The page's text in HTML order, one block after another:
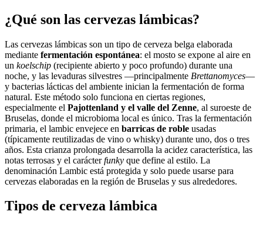
¿Qué son las cervezas lámbicas?
Las cervezas lámbicas son un tipo de cerveza belga elaborada
mediante fermentación espontánea: el mosto se expone al aire en
un koelschip (recipiente abierto y poco profundo) durante una
noche, y las levaduras silvestres —principalmente Brettanomyces—
y bacterias lácticas del ambiente inician la fermentación de forma
natural. Este método solo funciona en ciertas regiones,
especialmente el Pajottenland y el valle del Zenne, al suroeste de
Bruselas, donde el microbioma local es único. Tras la fermentación
primaria, el lambic envejece en barricas de roble usadas
(típicamente reutilizadas de vino o whisky) durante uno, dos o tres
años. Esta crianza prolongada desarrolla la acidez característica, las
notas terrosas y el carácterfunky que define al estilo. La
denominación Lambic está protegida y solo puede usarse para
cervezas elaboradas en la región de Bruselas y sus alrededores.
Tipos de cerveza lámbica